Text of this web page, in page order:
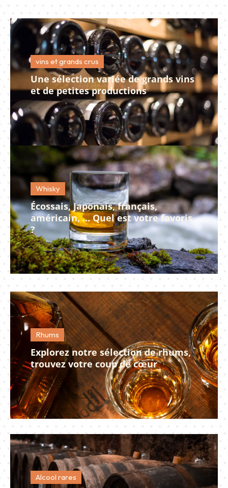
vins et grands crus
Une sélection variée de grands vins
et de petites productions
Whisky
Écossais, Japonais, français,
américain, … Quel est votre favoris
?
Rhums
Explorez notre sélection de rhums,
trouvez votre coup de cœur
Alcool rares